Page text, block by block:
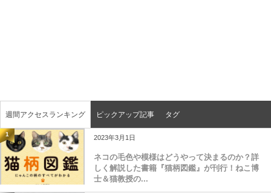
週間アクセスランキング ピックアップ記事 タグ
1 2023年3月1日
ネコの毛色や模様はどうやって決まるのか？詳
しく解説した書籍『猫柄図鑑』が刊行！ねこ博
士＆猫教授の...